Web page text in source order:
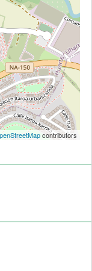
contributors